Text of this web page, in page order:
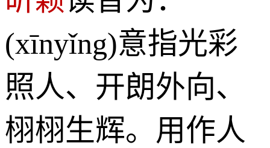
(xīnyǐng)意指光彩
照人、开朗外向、
栩栩生辉。用作人